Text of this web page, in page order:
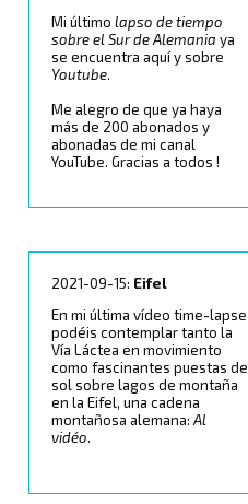
Mi últimolapso de tiempo
sobre el Sur de Alemania ya
se encuentra aquí y sobre
Youtube.
Me alegro de que ya haya
más de 200 abonados y
abonadas de mi canal
YouTube. Gracias a todos !
2021-09-15: Eifel
En mi última vídeo time-lapse
podéis contemplar tanto la
Vía Láctea en movimiento
como fascinantes puestas de
sol sobre lagos de montaña
en la Eifel, una cadena
montañosa alemana:Al
vidéo.